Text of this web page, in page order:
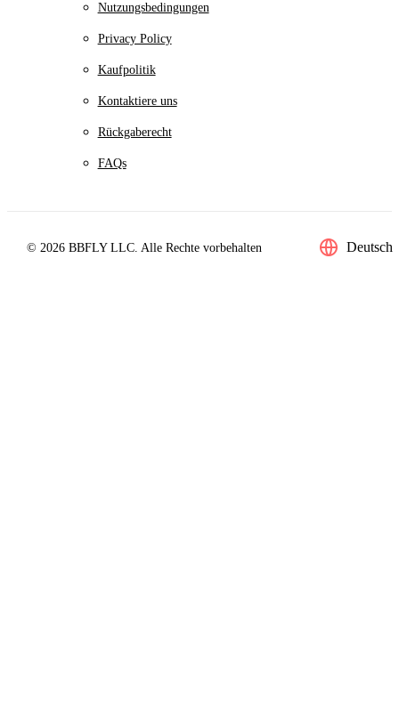
Nutzungsbedingungen
Privacy Policy
Kaufpolitik
Kontaktiere uns
Rückgaberecht
FAQs
© 2026 BBFLY LLC. Alle Rechte vorbehalten Deutsch